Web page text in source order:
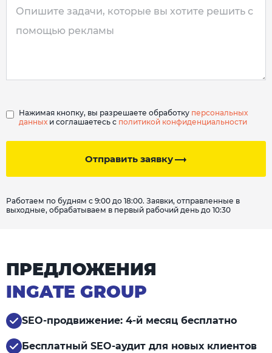
Отправить заявку
Нажимая кнопку, вы разрешаете обработку персональных
данных и соглашаетесь с политикой конфиденциальности
Работаем по будням с 9:00 до 18:00. Заявки, отправленные в
выходные, обрабатываем в первый рабочий день до 10:30
ПРЕДЛОЖЕНИЯ
INGATE GROUP
SEO-продвижение: 4-й месяц бесплатно
Бесплатный SEO-аудит для новых клиентов